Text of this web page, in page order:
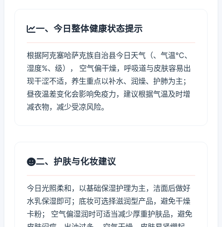
一、今日整体健康状态提示
根据阿克塞哈萨克族自治县今日天气（、气温℃、
湿度%、级）， 空气偏干燥，呼吸道与皮肤容易出
现干涩不适，养生重点以补水、润燥、护肺为主；
昼夜温差变化会影响免疫力，建议根据气温及时增
减衣物，减少受凉风险。
二、护肤与化妆建议
今日光照柔和，以基础保湿护理为主，洁面后做好
水乳保湿即可；底妆可选择滋润型产品，避免干燥
卡粉； 空气偏湿润时可适当减少厚重护肤品，避免